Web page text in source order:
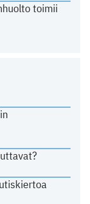
toimii